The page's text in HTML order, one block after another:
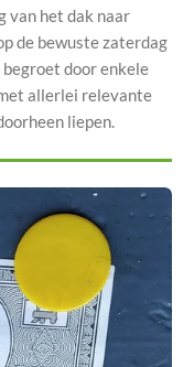
van het dak naar
de bewuste zaterdag
door enkele
allerlei relevante
liepen.